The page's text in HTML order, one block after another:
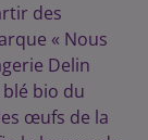
des
« Nous
Delin
blé bio du
œufs de la